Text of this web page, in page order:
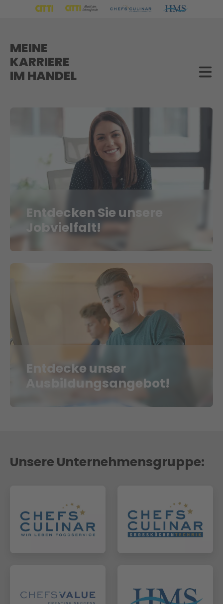
MEINE
KARRIERE
IM HANDEL
Entdecken Sie unsere
Jobvielfalt!
Entdecke unser
Ausbildungsangebot!
Unsere Unternehmensgruppe: